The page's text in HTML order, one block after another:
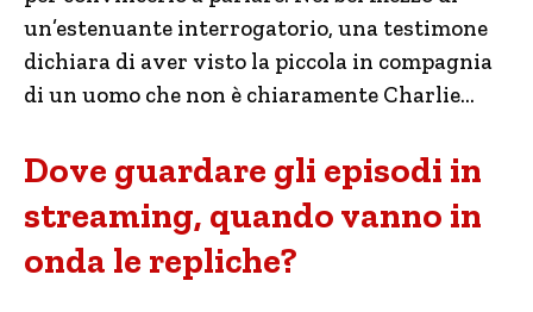
un’estenuante interrogatorio, una testimone
dichiara di aver visto la piccola in compagnia
di un uomo che non è chiaramente Charlie…
Dove guardare gli episodi in
streaming, quando vanno in
onda le repliche?